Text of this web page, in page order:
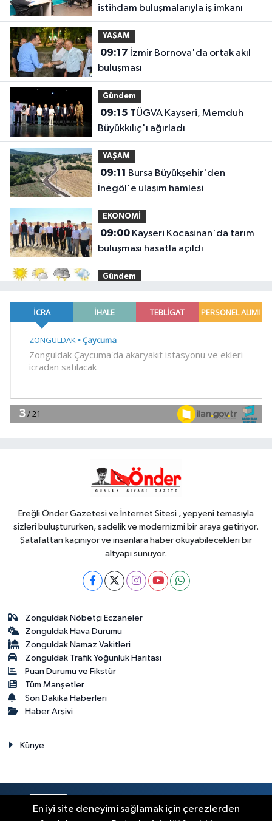
istihdam buluşmalarıyla iş imkanı
YAŞAM
09:17
buluşması
Gündem
09:15
Büyükkılıç'ı ağırladı
YAŞAM
09:11
İnegöl'e ulaşım hamlesi
EKONOMİ
09:00Kayseri Kocasinan'da tarım
buluşması hasatla açıldı
Gündem
olacak?
Genel
08:31.
08:14İLÇE BAŞKANI VE KURUCU
YÖNETİM BELLİ OLDU
takımları Başkan Büyükkılıç'la
buluştu
Ereğli Önder Gazetesi ve İnternet Sitesi , yepyeni temasıyla
sizleri buluştururken, sadelik ve modernizmi bir araya getiriyor.
Şatafattan kaçınıyor ve insanlara haber okuyabilecekleri bir
altyapı sunuyor.
Zonguldak Nöbetçi Eczaneler
Zonguldak Hava Durumu
Zonguldak Namaz Vakitleri
Zonguldak Trafik Yoğunluk Haritası
Puan Durumu ve Fikstür
Tüm Manşetler
Son Dakika Haberleri
Haber Arşivi
Künye
RSS Copyright © 2023. Her hakkı saklıdır.
En iyi site deneyimi sağlamak için çerezlerden